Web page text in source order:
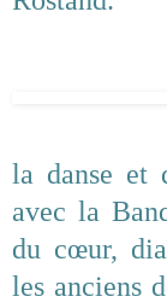
la danse et
avec la
du cœur,
les anciens